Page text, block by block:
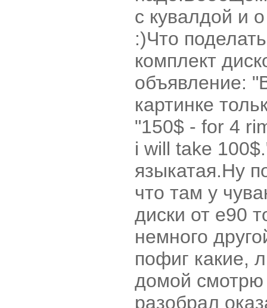
с кувалдой и
:)Что
комплект
объявление:
картинке
"150$ - for 4
i will take
языкатая.Ну
что там у
диски от е90
немного
пофиг какие,
домой смотрю
разобрал